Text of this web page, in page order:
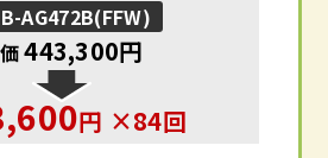
AG472B(FFW)
443,300円
円 ×84回